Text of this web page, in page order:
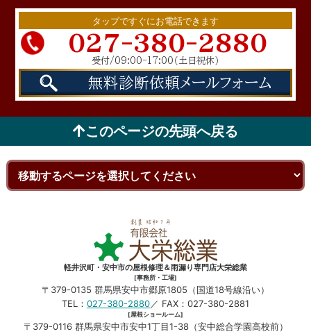
タップですぐにお電話できます
027-380-2880
受付/09:00-17:00 （土日祝休）
無料診断依頼 メールフォーム
このページの先頭へ戻る
軽井沢町・安中市の屋根修理＆雨漏り専門店大栄総業
[事務所・工場]
〒379-0135 群馬県安中市郷原1805（国道18号線沿い）
TEL： 027-380-2880／ FAX：027-380-2881
[屋根ショールーム]
〒379-0116 群馬県安中市安中1丁目1-38（安中総合学園高校前）